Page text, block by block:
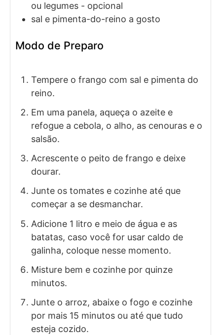
ou legumes - opcional
sal e pimenta-do-reino a gosto
Modo de Preparo
Tempere o frango com sal e pimenta do
reino.
Em uma panela, aqueça o azeite e
refogue a cebola, o alho, as cenouras e o
salsão.
Acrescente o peito de frango e deixe
dourar.
Junte os tomates e cozinhe até que
começar a se desmanchar.
Adicione 1 litro e meio de água e as
batatas, caso você for usar caldo de
galinha, coloque nesse momento.
Misture bem e cozinhe por quinze
minutos.
Junte o arroz, abaixe o fogo e cozinhe
por mais 15 minutos ou até que tudo
esteja cozido.